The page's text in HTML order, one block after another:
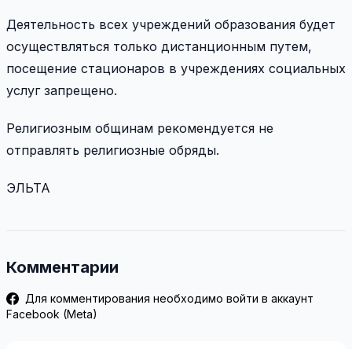
Деятельность всех учреждений образования будет
осуществляться только дистанционным путем,
посещение стационаров в учреждениях социальных
услуг запрещено.
Религиозным общинам рекомендуется не
отправлять религиозные обряды.
ЭЛЬТА
Комментарии
Для комментирования необходимо войти в аккаунт
Facebook (Meta)